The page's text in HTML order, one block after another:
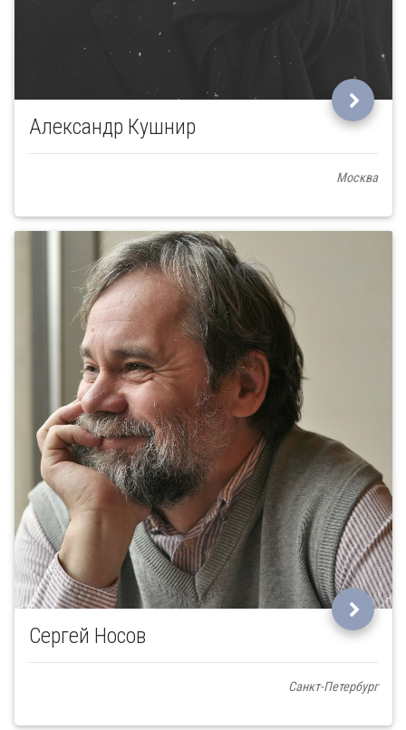
Александр Кушнир
Москва
Сергей Носов
Санкт-Петербург